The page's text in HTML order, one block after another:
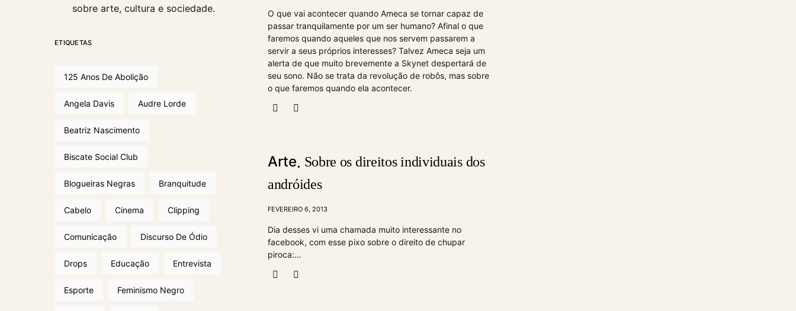
O que vai acontecer quando Ameca se tornar capaz de
passar tranquilamente por um ser humano? Afinal o que
faremos quando aqueles que nos servem passarem a
servir a seus próprios interesses? Talvez Ameca seja um
alerta de que muito brevemente a Skynet despertará de
seu sono. Não se trata da revolução de robôs, mas sobre
o que faremos quando ela acontecer.
Arte Sobre os direitos individuais dos
andróides
FEVEREIRO 6, 2013
Dia desses vi uma chamada muito interessante no
facebook, com esse pixo sobre o direito de chupar
piroca:…
sobre arte, cultura e sociedade.
ETIQUETAS
125 Anos De Abolição
Angela Davis Audre Lorde
Beatriz Nascimento
Biscate Social Club
Blogueiras Negras Branquitude
Cabelo Cinema Clipping
Comunicação Discurso De Ódio
Drops Educação Entrevista
Esporte Feminismo Negro